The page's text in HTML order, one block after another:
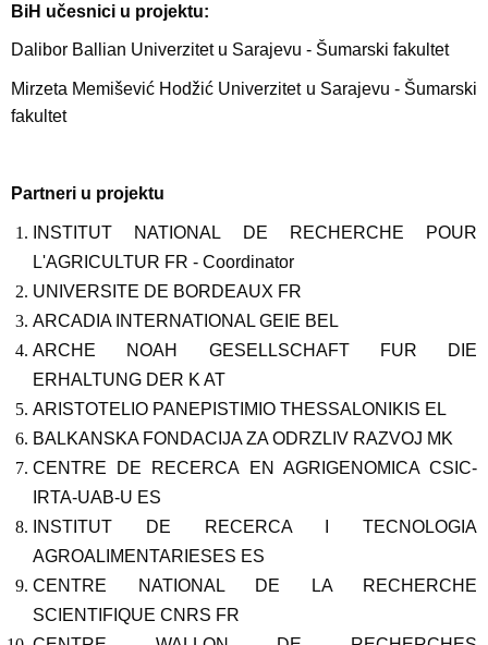
BiH učesnici u projektu:
Dalibor Ballian Univerzitet u Sarajevu - Šumarski fakultet
Mirzeta Memišević Hodžić Univerzitet u Sarajevu - Šumarski
fakultet
Partneri u projektu
INSTITUT NATIONAL DE RECHERCHE POUR
L'AGRICULTUR FR - Coordinator
UNIVERSITE DE BORDEAUX FR
ARCADIA INTERNATIONAL GEIE BEL
ARCHE NOAH GESELLSCHAFT FUR DIE
ERHALTUNG DER K AT
ARISTOTELIO PANEPISTIMIO THESSALONIKIS EL
BALKANSKA FONDACIJA ZA ODRZLIV RAZVOJ MK
CENTRE DE RECERCA EN AGRIGENOMICA CSIC-
IRTA-UAB-U ES
INSTITUT DE RECERCA I TECNOLOGIA
AGROALIMENTARIESES ES
CENTRE NATIONAL DE LA RECHERCHE
SCIENTIFIQUE CNRS FR